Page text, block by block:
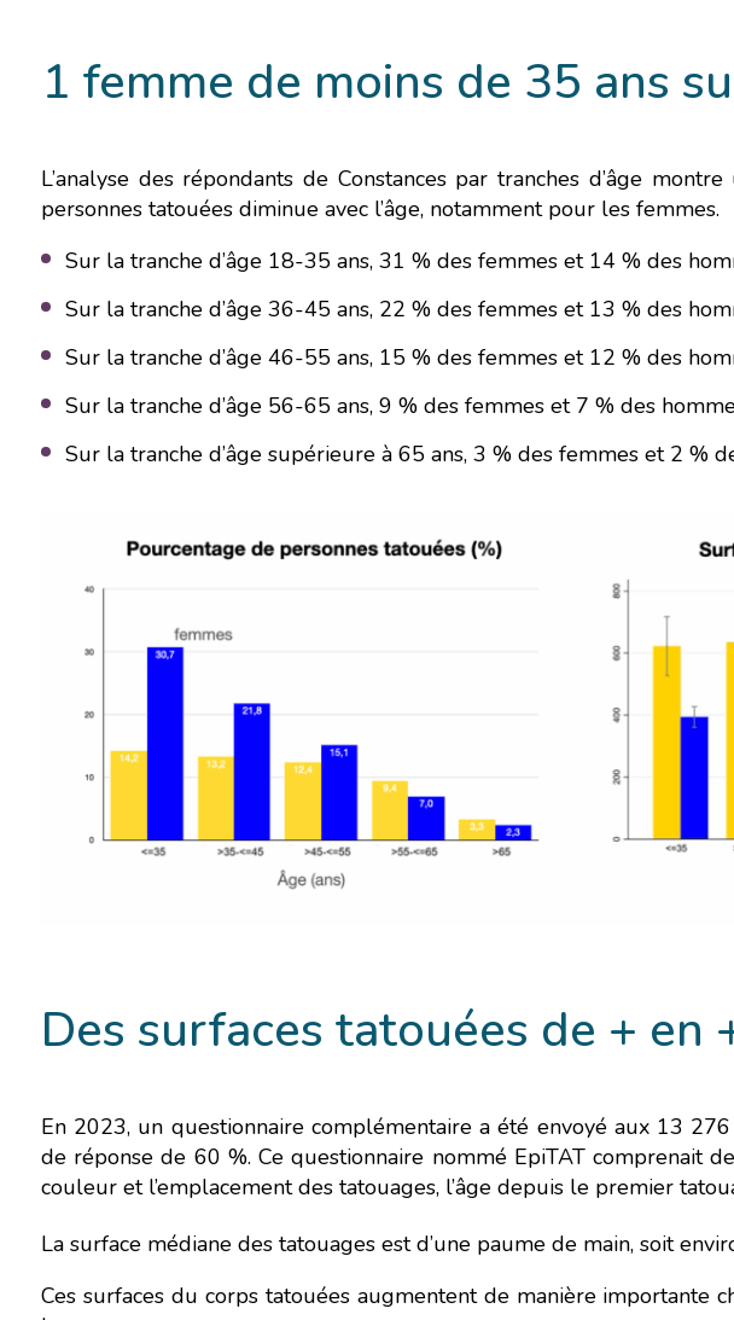
1 femme de moins de 35 ans
L’analyse des répondants de Constances par tranches d’âge
personnes tatouées diminue avec l’âge, notamment pour les femmes.
Sur la tranche d’âge 18-35 ans, 31 % des femmes et 14 % des
Sur la tranche d’âge 36-45 ans, 22 % des femmes et 13 % des
Sur la tranche d’âge 46-55 ans, 15 % des femmes et 12 % des
Sur la tranche d’âge 56-65 ans, 9 % des femmes et 7 % des
Sur la tranche d’âge supérieure à 65 ans, 3 % des femmes et 2 %
Des surfaces tatouées de + en
En 2023, un questionnaire complémentaire a été envoyé aux 13
de réponse de 60 %. Ce questionnaire nommé EpiTAT comprenait
couleur et l’emplacement des tatouages, l’âge depuis le premier
La surface médiane des tatouages est d’une paume de main, soit
Ces surfaces du corps tatouées augmentent de manière importante